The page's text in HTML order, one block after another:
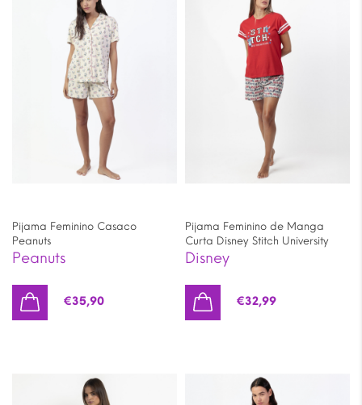
Pijama Feminino Casaco
Peanuts
Peanuts
€35,90
Pijama Feminino de Manga
Curta Disney Stitch University
Disney
€32,99